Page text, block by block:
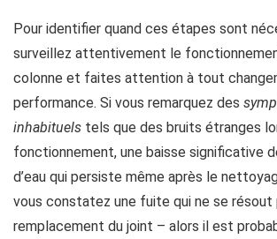
Pour identifier quand ces étapes sont
surveillez attentivement le
colonne et faites attention à tout
performance. Si vous remarquez des
inhabituels tels que des bruits étranges
fonctionnement, une baisse significative
d’eau qui persiste même après le
vous constatez une fuite qui ne se résout
remplacement du joint – alors il est